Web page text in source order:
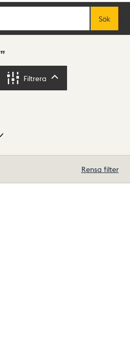
Sök
Filtrera
Rensa filter